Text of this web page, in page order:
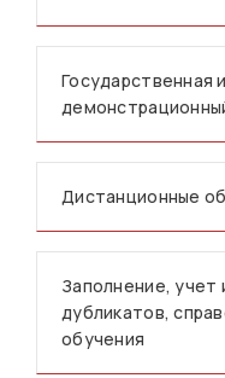
Государственная
Дистанционные
Заполнение, учет
дубликатов,
обучения